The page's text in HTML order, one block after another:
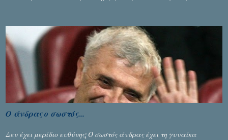
Ο άνδρας ο σωστός...
Δεν έχει μερίδιο ευθύνης; Ο σωστός άνδρας έχει τη γυναίκα